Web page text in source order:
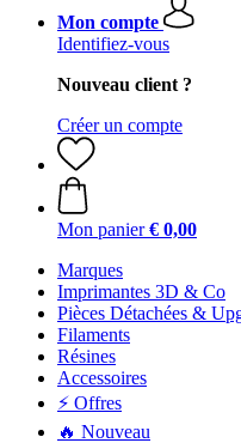
Mon compte
Identifiez-vous
Nouveau client ?
Créer un compte
Mon panier € 0,00
Marques
Imprimantes 3D & Co
Pièces Détachées &
Filaments
Résines
Accessoires
⚡ Offres
🔥 Nouveau